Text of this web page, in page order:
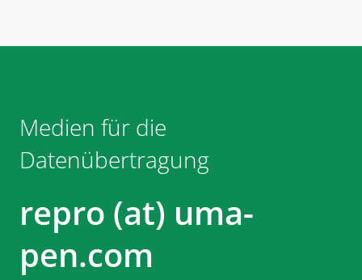
Medien für die
Datenübertragung
repro (at) uma-
pen.com